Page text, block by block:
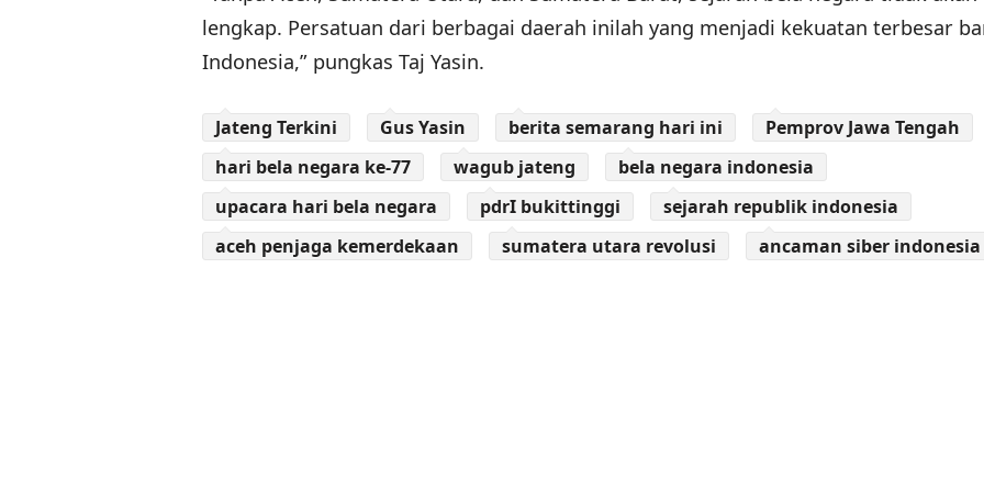
lengkap. Persatuan dari berbagai daerah inilah yang menjadi kekuatan terbesar
Indonesia,” pungkas Taj Yasin.
Jateng Terkini Gus Yasin berita semarang hari ini
Pemprov Jawa Tengah
hari bela negara ke-77
wagub jateng
bela negara indonesia
upacara hari bela negara
pdrI bukittinggi
sejarah republik indonesia
aceh penjaga kemerdekaan
sumatera utara revolusi ancaman siber indonesia